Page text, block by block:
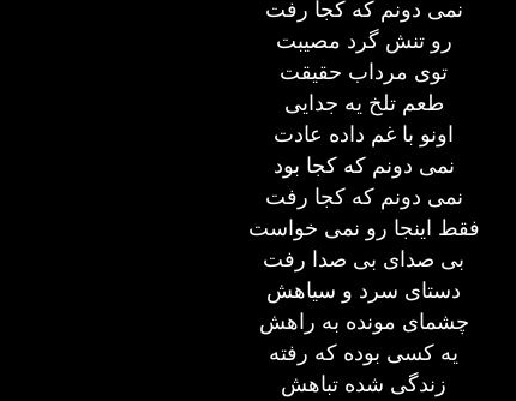
نمی دونم که کجا رفت
رو تنش گرد مصیبت
توی مرداب حقیقت
طعم تلخ یه جدایی
اونو با غم داده عادت
نمی دونم که کجا بود
نمی دونم که کجا رفت
فقط اینجا رو نمی خواست
بی صدای بی صدا رفت
دستای سرد و سیاهش
چشمای مونده به راهش
یه کسی بوده که رفته
زندگی شده تباهش